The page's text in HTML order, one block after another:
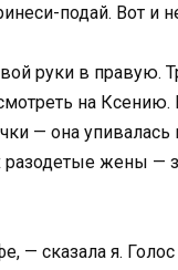
подай. Вот и
руки в
на
— она
жены —
— сказала я.